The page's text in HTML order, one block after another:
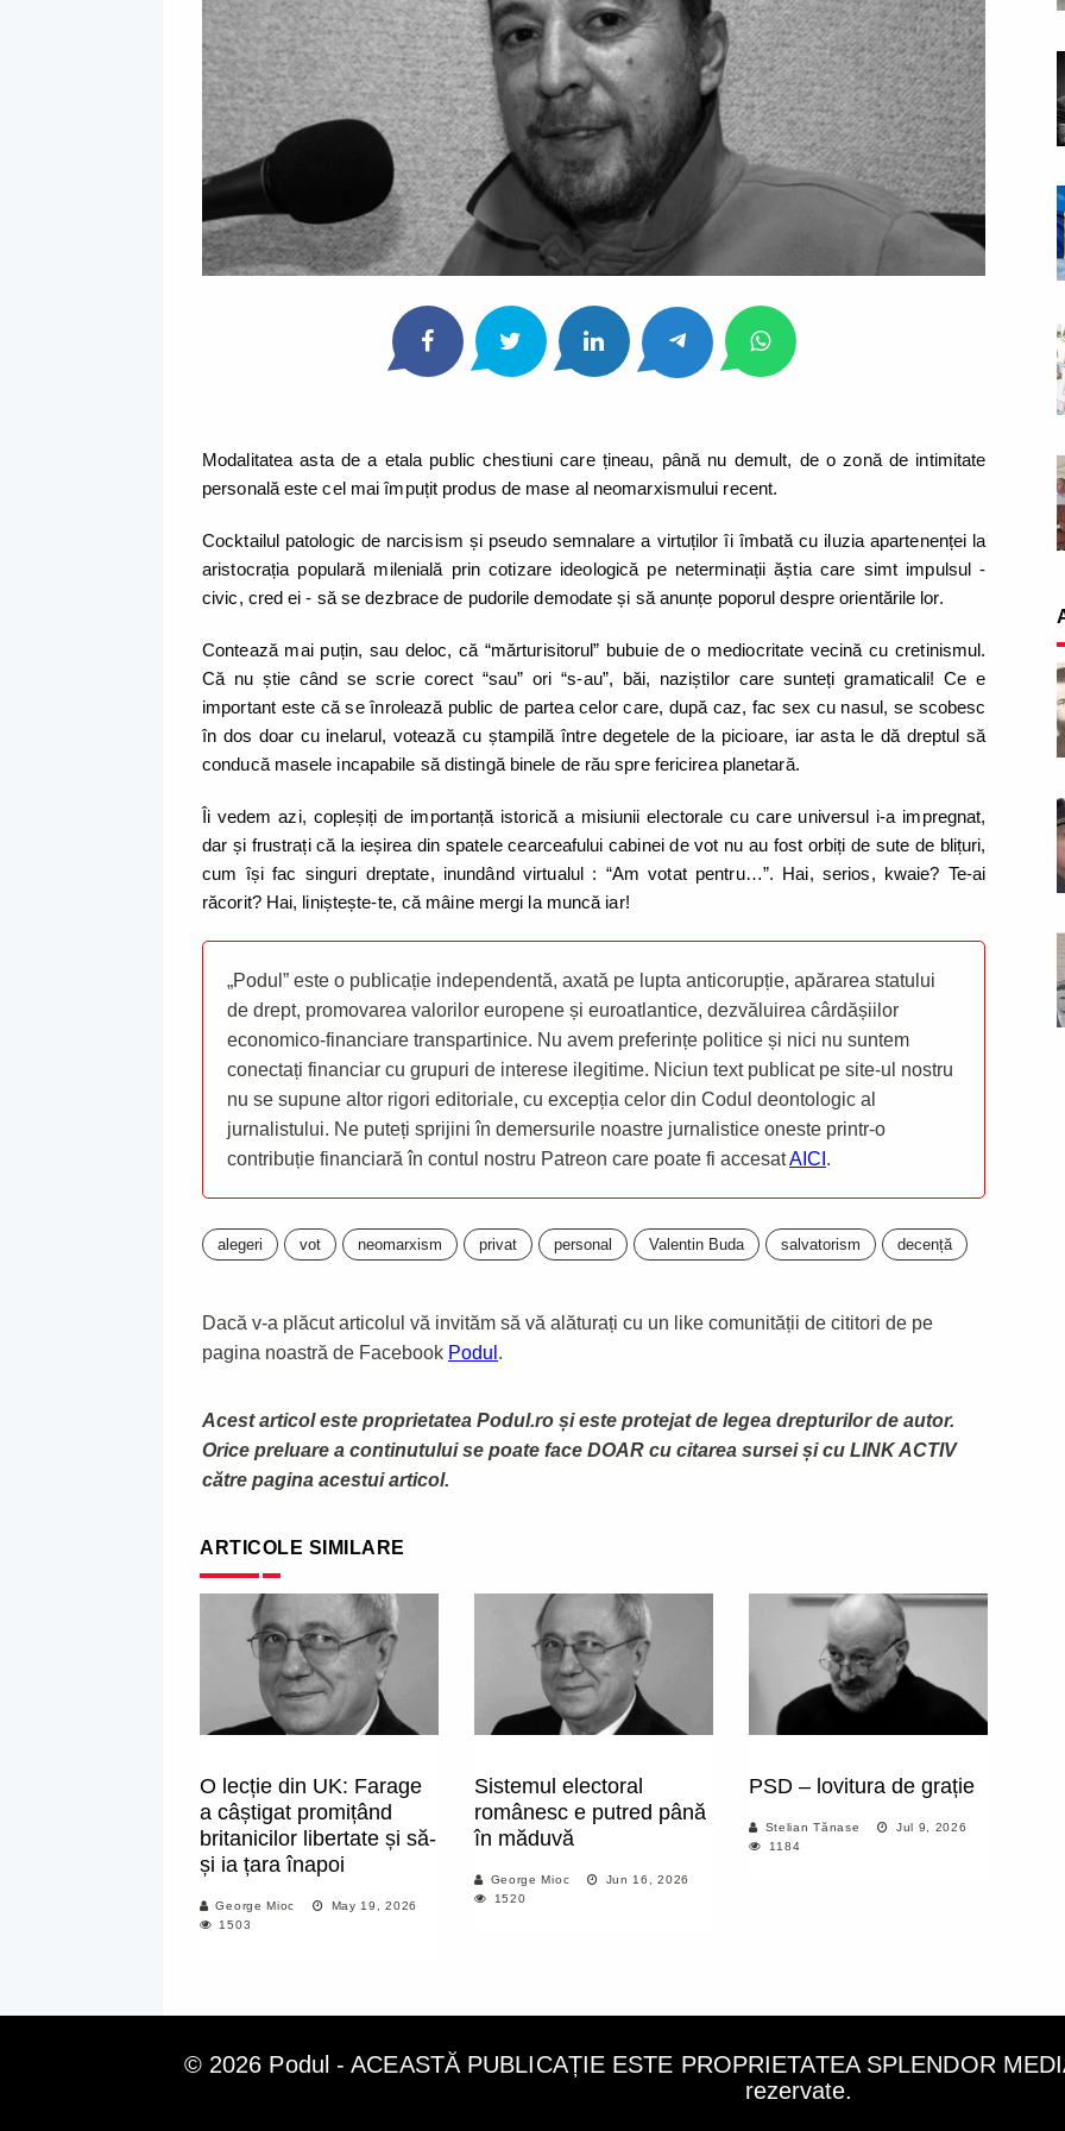
Modalitatea asta de a etala public chestiuni care țineau, până nu demult, de o zonă de intimitate
personală este cel mai împuțit produs de mase al neomarxismului recent.
Cocktailul patologic de narcisism și pseudo semnalare a virtuților îi îmbată cu iluzia apartenenței la
aristocrația populară milenială prin cotizare ideologică pe neterminații ăștia care simt impulsul -
civic, cred ei - să se dezbrace de pudorile demodate și să anunțe poporul despre orientările lor.
Contează mai puțin, sau deloc, că “mărturisitorul” bubuie de o mediocritate vecină cu cretinismul.
Că nu știe când se scrie corect “sau” ori “s-au”, băi, naziștilor care sunteți gramaticali! Ce e
important este că se înrolează public de partea celor care, după caz, fac sex cu nasul, se scobesc
în dos doar cu inelarul, votează cu ștampilă între degetele de la picioare, iar asta le dă dreptul să
conducă masele incapabile să distingă binele de rău spre fericirea planetară.
Îi vedem azi, copleșiți de importanță istorică a misiunii electorale cu care universul i-a impregnat,
dar și frustrați că la ieșirea din spatele cearceafului cabinei de vot nu au fost orbiți de sute de blițuri,
cum își fac singuri dreptate, inundând virtualul : “Am votat pentru…”. Hai, serios, kwaie? Te-ai
răcorit? Hai, liniștește-te, că mâine mergi la muncă iar!
„Podul” este o publicație independentă, axată pe lupta anticorupție, apărarea statului
de drept, promovarea valorilor europene și euroatlantice, dezvăluirea cârdășiilor
economico-financiare transpartinice. Nu avem preferințe politice și nici nu suntem
conectați financiar cu grupuri de interese ilegitime. Niciun text publicat pe site-ul nostru
nu se supune altor rigori editoriale, cu excepția celor din Codul deontologic al
jurnalistului. Ne puteți sprijini în demersurile noastre jurnalistice oneste printr-o
contribuție financiară în contul nostru Patreon care poate fi accesatAICI .
alegeri vot neomarxism privat personal Valentin Buda salvatorism decență
Dacă v-a plăcut articolul vă invităm să vă alăturați cu un like comunității de cititori de pe
pagina noastră de Facebook Podul .
Acest articol este proprietatea Podul.ro și este protejat de legea drepturilor de autor.
Orice preluare a continutului se poate face DOAR cu citarea sursei și cu LINK ACTIV
către pagina acestui articol.
ARTICOLE SIMILARE
O lecție din UK: Farage
a câștigat promițând
britanicilor libertate și să-
și ia țara înapoi
George Mioc
May 19, 2026
1503
Sistemul electoral
românesc e putred până
în măduvă
George Mioc
Jun 16, 2026
1520
PSD – lovitura de grație
Stelian Tănase
Jul 9, 2026
1184
© 2026 Podul - ACEASTĂ PUBLICAȚIE ESTE PROPRIETATEA SPLENDOR
rezervate.